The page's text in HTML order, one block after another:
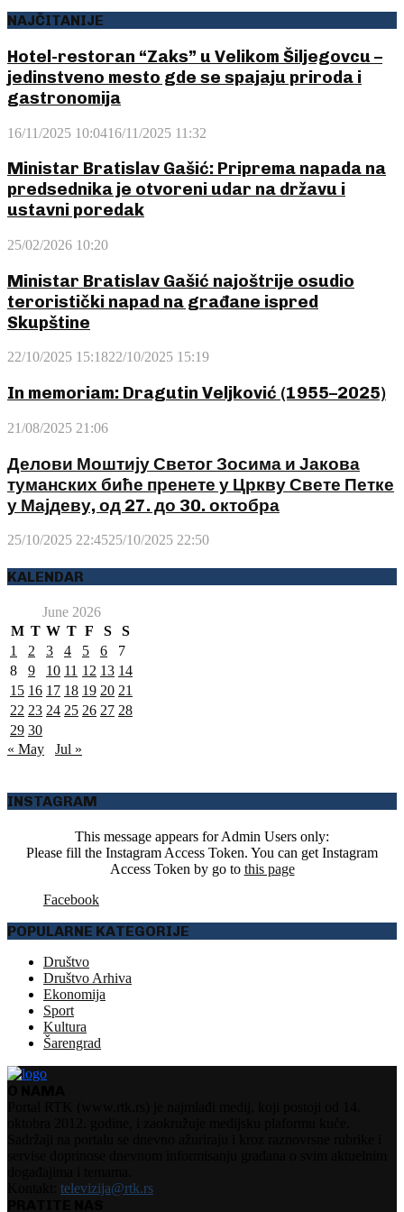
NAJČITANIJE
Hotel-restoran “Zaks” u Velikom Šiljegovcu –
jedinstveno mesto gde se spajaju priroda i
gastronomija
16/11/2025 10:0416/11/2025 11:32
Ministar Bratislav Gašić: Priprema napada na
predsednika je otvoreni udar na državu i
ustavni poredak
25/02/2026 10:20
Ministar Bratislav Gašić najoštrije osudio
teroristički napad na građane ispred
Skupštine
22/10/2025 15:1822/10/2025 15:19
In memoriam: Dragutin Veljković (1955–2025)
21/08/2025 21:06
Делови Моштију Светог Зосима и Јакова
туманских биће пренете у Цркву Свете Петке
у Мајдеву, од 27. до 30. октобра
25/10/2025 22:4525/10/2025 22:50
KALENDAR
June 2026
M T W T F S
S
1
2 3 4 5 6
7
8
9 10 11 12 13 14
15 16 17 18 19 20 21
22 23 24 25 26 27 28
29 30
« May
Jul »
INSTAGRAM
This message appears for Admin Users only:
Please fill the Instagram Access Token. You can get Instagram
Access Token by go to this page
Facebook
POPULARNE KATEGORIJE
Društvo
Društvo Arhiva
Ekonomija
Sport
Kultura
Šarengrad
televizija@rtk.rs